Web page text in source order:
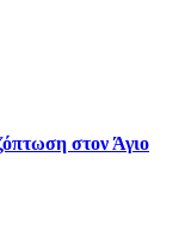
στον Άγιο